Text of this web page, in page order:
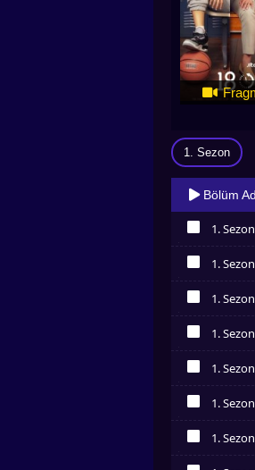
1. Sezon
Bölüm
1.
1.
1.
1.
1.
1.
1.